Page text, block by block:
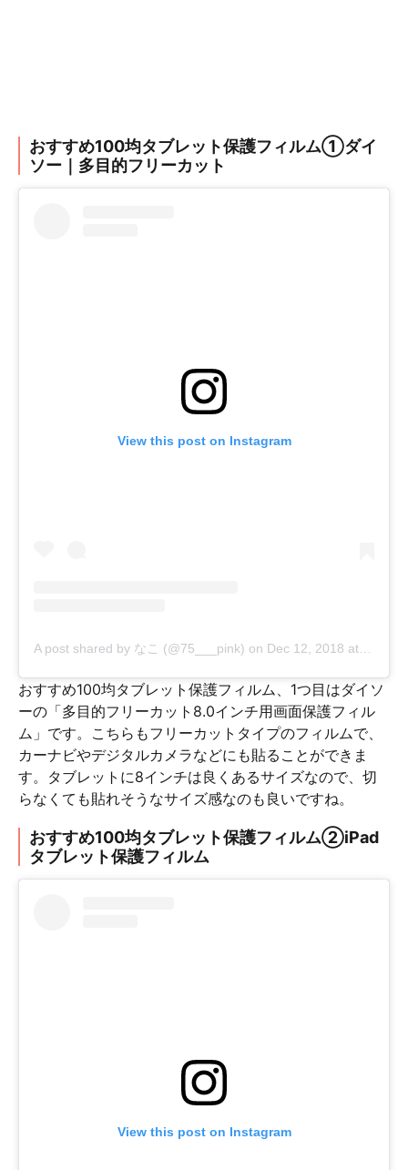
おすすめ100均タブレット保護フィルム①ダイ
ソー｜多目的フリーカット
View this post on Instagram
A post shared by なこ (@75___pink) on Dec 12, 2018 at 6:53pm PST
おすすめ100均タブレット保護フィルム、1つ目はダイソ
ーの「多目的フリーカット8.0インチ用画面保護フィル
ム」です。こちらもフリーカットタイプのフィルムで、
カーナビやデジタルカメラなどにも貼ることができま
す。タブレットに8インチは良くあるサイズなので、切
らなくても貼れそうなサイズ感なのも良いですね。
おすすめ100均タブレット保護フィルム②iPad
タブレット保護フィルム
View this post on Instagram